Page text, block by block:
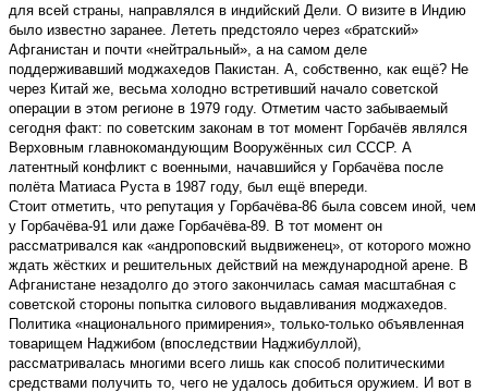
для всей страны, направлялся в индийский Дели. О визите в Индию
было известно заранее. Лететь предстояло через «братский»
Афганистан и почти «нейтральный», а на самом деле
поддерживавший моджахедов Пакистан. А, собственно, как ещё? Не
через Китай же, весьма холодно встретивший начало советской
операции в этом регионе в 1979 году. Отметим часто забываемый
сегодня факт: по советским законам в тот момент Горбачёв являлся
Верховным главнокомандующим Вооружённых сил СССР. А
латентный конфликт с военными, начавшийся у Горбачёва после
полёта Матиаса Руста в 1987 году, был ещё впереди.
Стоит отметить, что репутация у Горбачёва-86 была совсем иной, чем
у Горбачёва-91 или даже Горбачёва-89. В тот момент он
рассматривался как «андроповский выдвиженец», от которого можно
ждать жёстких и решительных действий на международной арене. В
Афганистане незадолго до этого закончилась самая масштабная с
советской стороны попытка силового выдавливания моджахедов.
Политика «национального примирения», только-только объявленная
товарищем Наджибом (впоследствии Наджибуллой),
рассматривалась многими всего лишь как способ политическими
средствами получить то, чего не удалось добиться оружием. И вот в